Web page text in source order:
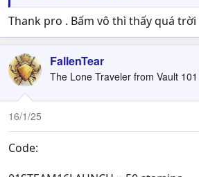
Thank pro . Bấm vô thì thấy quá trời
FallenTear
The Lone Traveler from Vault 101
16/1/25
Code: